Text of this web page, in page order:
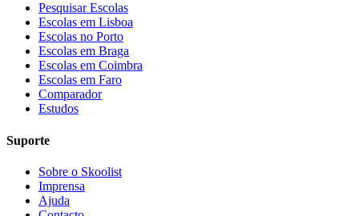
Pesquisar Escolas
Escolas em Lisboa
Escolas no Porto
Escolas em Braga
Escolas em Coimbra
Escolas em Faro
Comparador
Estudos
Suporte
Sobre o Skoolist
Imprensa
Ajuda